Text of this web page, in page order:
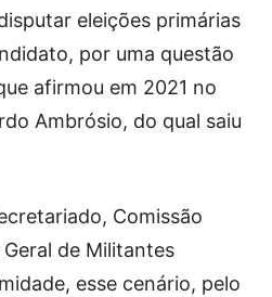
Seia
Youtube
eleições primárias
por uma questão
afirmou em 2021 no
Ambrósio, do qual saiu
Comissão
de Militantes
esse cenário, pelo